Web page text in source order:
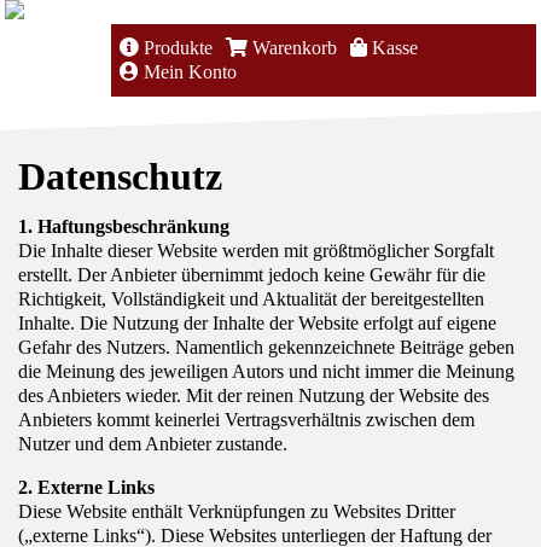
Produkte Warenkorb
Kasse
Mein Konto
Datenschutz
1. Haftungsbeschränkung
Die Inhalte dieser Website werden mit größtmöglicher Sorgfalt
erstellt. Der Anbieter übernimmt jedoch keine Gewähr für die
Richtigkeit, Vollständigkeit und Aktualität der bereitgestellten
Inhalte. Die Nutzung der Inhalte der Website erfolgt auf eigene
Gefahr des Nutzers. Namentlich gekennzeichnete Beiträge geben
die Meinung des jeweiligen Autors und nicht immer die Meinung
des Anbieters wieder. Mit der reinen Nutzung der Website des
Anbieters kommt keinerlei Vertragsverhältnis zwischen dem
Nutzer und dem Anbieter zustande.
2. Externe Links
Diese Website enthält Verknüpfungen zu Websites Dritter
(„externe Links“). Diese Websites unterliegen der Haftung der